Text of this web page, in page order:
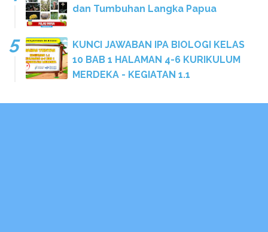
dan Tumbuhan Langka Papua
KUNCI JAWABAN IPA BIOLOGI KELAS
10 BAB 1 HALAMAN 4-6 KURIKULUM
MERDEKA - KEGIATAN 1.1